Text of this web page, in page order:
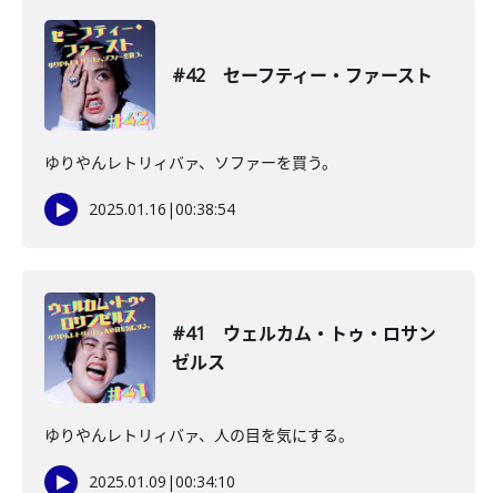
#42 セーフティー・ファースト
ゆりやんレトリィバァ、ソファーを買う。
2025.01.16 |00:38:54
#41 ウェルカム・トゥ・ロサン
ゼルス
ゆりやんレトリィバァ、人の目を気にする。
2025.01.09 |00:34:10